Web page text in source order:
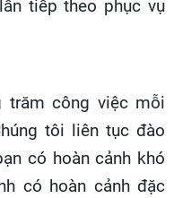
tiếp theo phục vụ
trăm công việc mỗi
tôi liên tục đào
có hoàn cảnh khó
có hoàn cảnh đặc